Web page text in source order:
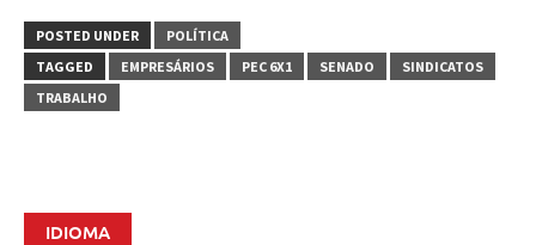
POSTED UNDER
POLÍTICA
TAGGED
EMPRESÁRIOS PEC 6X1 SENADO
SINDICATOS
TRABALHO
IDIOMA